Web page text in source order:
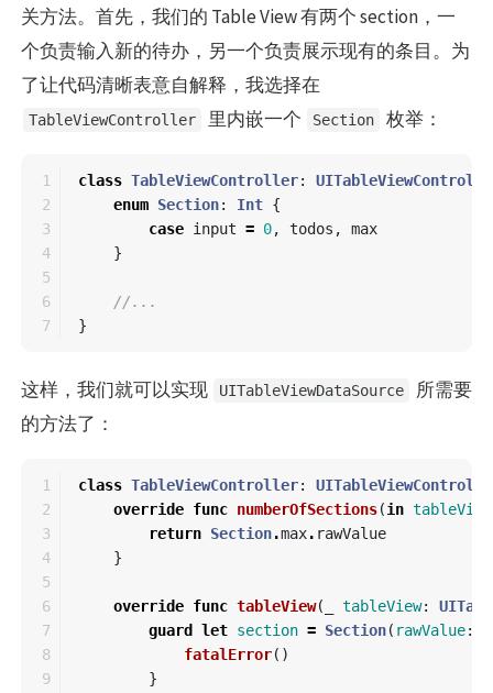
关方法。首先，我们的 Table View 有两个 section，一
个负责输入新的待办，另一个负责展示现有的条目。为
了让代码清晰表意自解释，我选择在
TableViewController 里内嵌一个 Section 枚举：
1
2
3
4
5
6
class TableViewController:
enum Section: Int {
case input = 0, todos ,
max
}
//...
}
这样，我们就可以实现 UITableViewDataSource
所需要
的方法了：
1
2
3
4
5
6
7
8
9
class TableViewController:
override func numberOfSections(in tableView
return Section.max. rawValue
}
override func tableView( tableView:
guard
let section = Section( rawValue:
fatalError()
}